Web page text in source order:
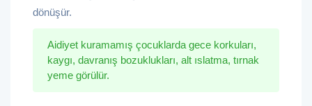
dönüşür.
Aidiyet kuramamış çocuklarda gece korkuları,
kaygı, davranış bozuklukları, alt ıslatma, tırnak
yeme görülür.